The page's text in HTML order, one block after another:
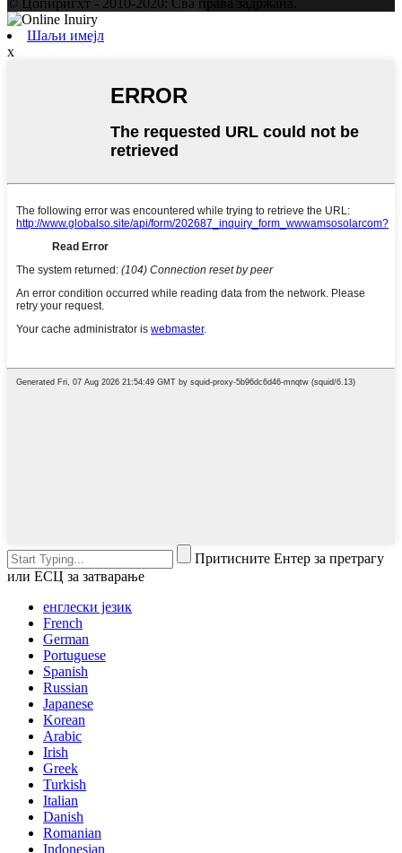
© Цопиригхт - 2010-2020: Сва права задржана.
Шаљи имејл
x
Притисните Ентер за претрагу
или ЕСЦ за затварање
енглески језик
French
German
Portuguese
Spanish
Russian
Japanese
Korean
Arabic
Irish
Greek
Turkish
Italian
Danish
Romanian
Indonesian